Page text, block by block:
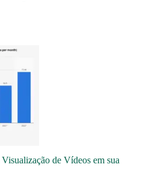
de Vídeos em sua